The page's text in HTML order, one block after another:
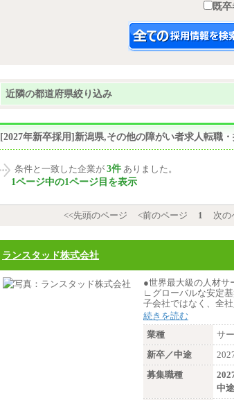
既卒
近隣の都道府県絞り込み
[2027年新卒採用]新潟県,その他の障がい者求人転職
条件と一致した企業が 3件 ありました。
1ページ中の1ページ目を表示
<<先頭のページ
<前のページ 1 次の
ランスタッド株式会社
●世界最大級の人材
∟グローバルな安定
子会社ではなく、全
続きを読む
業種
サ
新卒／中途
募集職種
中途